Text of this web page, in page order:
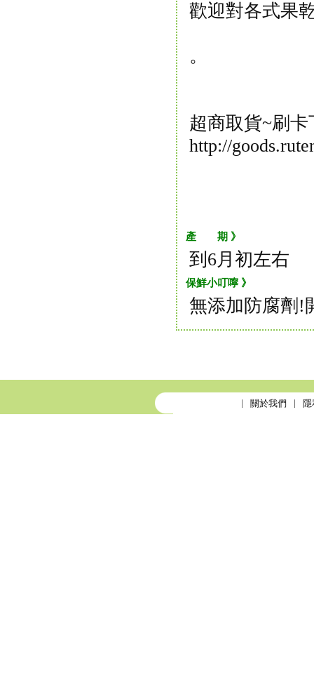
歡迎對各式果
。
超商取貨~刷
http://
產 期 》
到6月初左右
保鮮小叮嚀 》
無添加防腐劑!
關於我們